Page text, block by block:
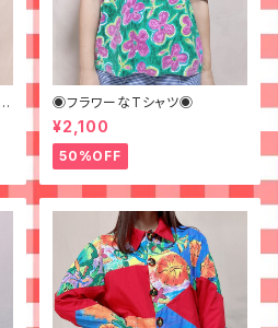
◉フラワーなTシャツ◉
¥2,100
50%OFF